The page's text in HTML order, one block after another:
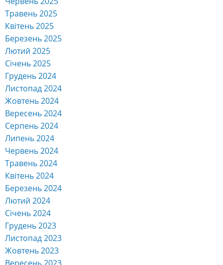
Березень 2025
Лютий 2025
Січень 2025
Грудень 2024
Листопад 2024
Жовтень 2024
Вересень 2024
Серпень 2024
Липень 2024
Червень 2024
Травень 2024
Квітень 2024
Березень 2024
Лютий 2024
Січень 2024
Грудень 2023
Листопад 2023
Жовтень 2023
Вересень 2023
Серпень 2023
Липень 2023